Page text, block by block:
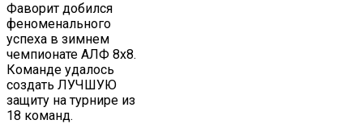
Фаворит добился
феноменального
успеха в зимнем
чемпионате АЛФ 8х8.
Команде удалось
создать ЛУЧШУЮ
защиту на турнире из
18 команд.